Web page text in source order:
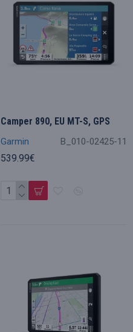
Garmin B_010-02425-11
Camper 890, EU MT-S, GPS
539.99€